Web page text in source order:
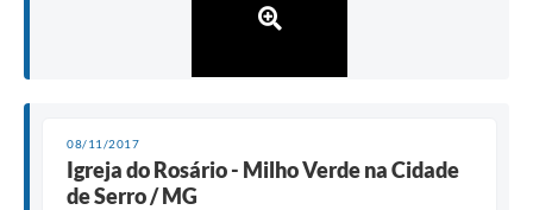
08/11/2017
Igreja do Rosário - Milho Verde na Cidade
de Serro / MG